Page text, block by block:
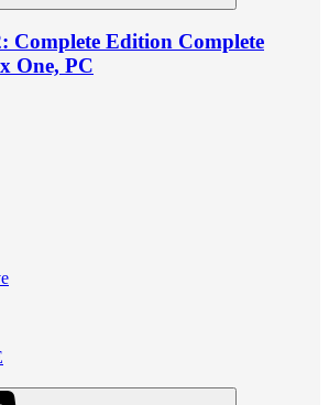
Complete Edition Complete
One, PC